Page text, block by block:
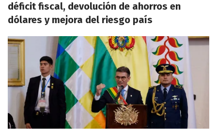
déficit fiscal, devolución de ahorros en
dólares y mejora del riesgo país